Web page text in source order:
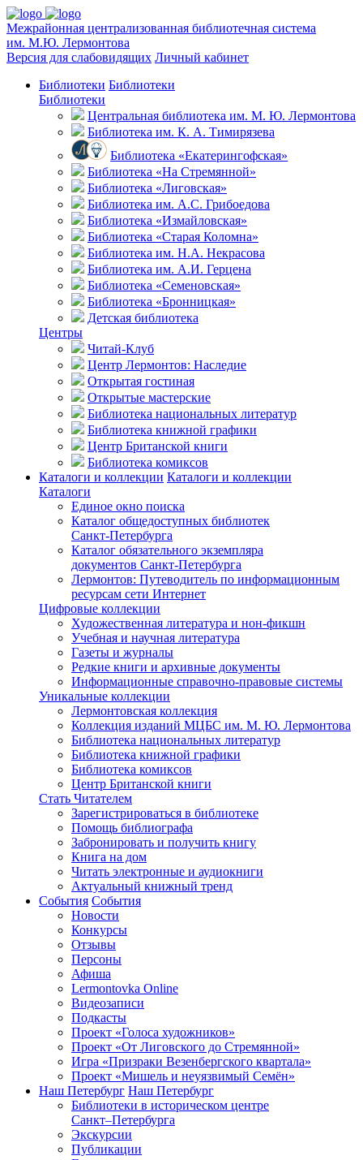
Межрайонная централизованная библиотечная система
им. М.Ю. Лермонтова
Версия для слабовидящих Личный кабинет
Библиотеки Библиотеки
Библиотеки
Центральная библиотека им. М. Ю. Лермонтова
Библиотека им. К. А. Тимирязева
Библиотека «Екатерингофская»
Библиотека «На Стремянной»
Библиотека «Лиговская»
Библиотека им. А.С. Грибоедова
Библиотека «Измайловская»
Библиотека «Старая Коломна»
Библиотека им. Н.А. Некрасова
Библиотека им. А.И. Герцена
Библиотека «Семеновская»
Библиотека «Бронницкая»
Детская библиотека
Центры
Читай-Клуб
Центр Лермонтов: Наследие
Открытая гостиная
Открытые мастерские
Библиотека национальных литератур
Библиотека книжной графики
Центр Британской книги
Библиотека комиксов
Каталоги и коллекции Каталоги и коллекции
Каталоги
Единое окно поиска
Каталог общедоступных библиотек
Санкт-Петербурга
Каталог обязательного экземпляра
документов Санкт-Петербурга
Лермонтов: Путеводитель по информационным
ресурсам сети Интернет
Цифровые коллекции
Художественная литература и нон-фикшн
Учебная и научная литература
Газеты и журналы
Редкие книги и архивные документы
Информационные справочно-правовые системы
Уникальные коллекции
Лермонтовская коллекция
Коллекция изданий МЦБС им. М. Ю. Лермонтова
Библиотека национальных литератур
Библиотека книжной графики
Библиотека комиксов
Центр Британской книги
Стать Читателем
Зарегистрироваться в библиотеке
Помощь библиографа
Забронировать и получить книгу
Книга на дом
Читать электронные и аудиокниги
Актуальный книжный тренд
События События
Новости
Конкурсы
Отзывы
Персоны
Афиша
Lermontovka Online
Видеозаписи
Подкасты
Проект «Голоса художников»
Проект «От Лиговского до Стремянной»
Игра «Призраки Везенбергского квартала»
Проект «Мишель и неуязвимый Семён»
Наш Петербург Наш Петербург
Библиотеки в историческом центре
Санкт–Петербурга
Экскурсии
Публикации